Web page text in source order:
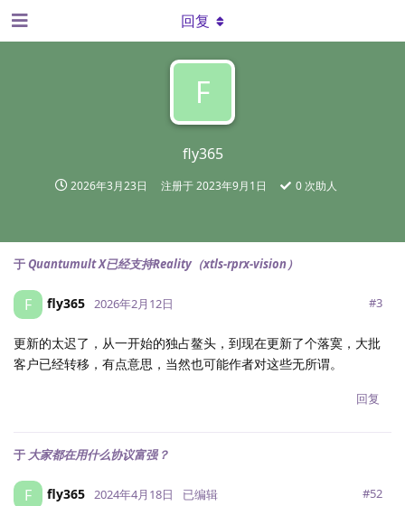
F
fly365
2026年3月23日 注册于2023年9月1日 0次助人
回复
于Quantumult X已经支持Reality（xtls-rprx-vision）
F fly365 2026年2月12日 #3
更新的太迟了，从一开始的独占鳌头，到现在更新了个落寞，大批
客户已经转移，有点意思，当然也可能作者对这些无所谓。
回复
于 大家都在用什么协议富强？
F fly365 2024年4月18日 已编辑 #52